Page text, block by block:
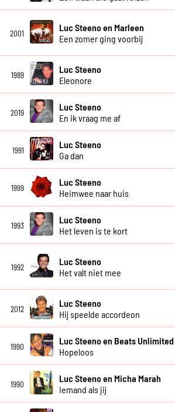
2001
Luc Steeno en Marleen
Een zomer ging voorbij
1989
Luc Steeno
Eleonore
2019
Luc Steeno
En ik vraag me af
1991
Luc Steeno
Ga dan
1999
Luc Steeno
Heimwee naar huis
1993
Luc Steeno
Het leven is te kort
1992
Luc Steeno
Het valt niet mee
2012
Luc Steeno
Hij speelde accordeon
1990
Luc Steeno en Beats Unlimited
Hopeloos
1990
Luc Steeno en Micha Marah
Iemand als jij